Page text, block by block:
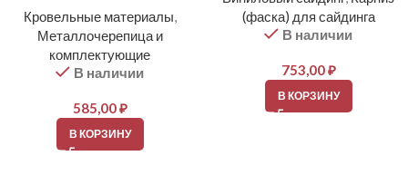
Кровельные материалы,
Металлочерепица и
комплектующие
В наличии
585,00₽
В КОРЗИНУ
(фаска) для сайдинга
В наличии
753,00₽
В КОРЗИНУ